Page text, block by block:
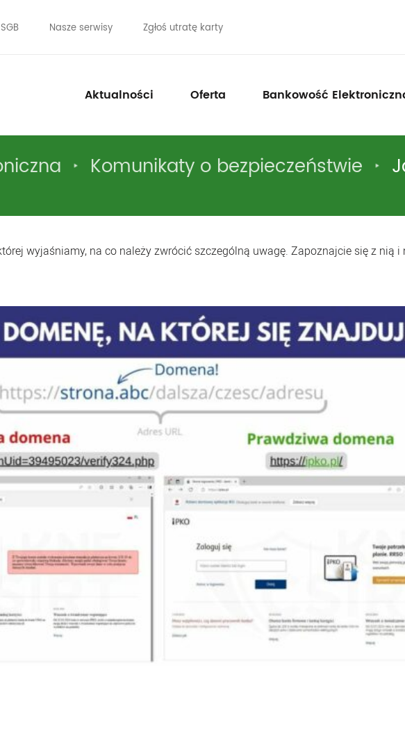
Nasze serwisy Zgłoś utratę karty
Aktualności Oferta Bankowość
Komunikaty o bezpieczeństwie
wyjaśniamy, na co należy zwrócić szczególną uwagę. Zapoznajcie się z nią i